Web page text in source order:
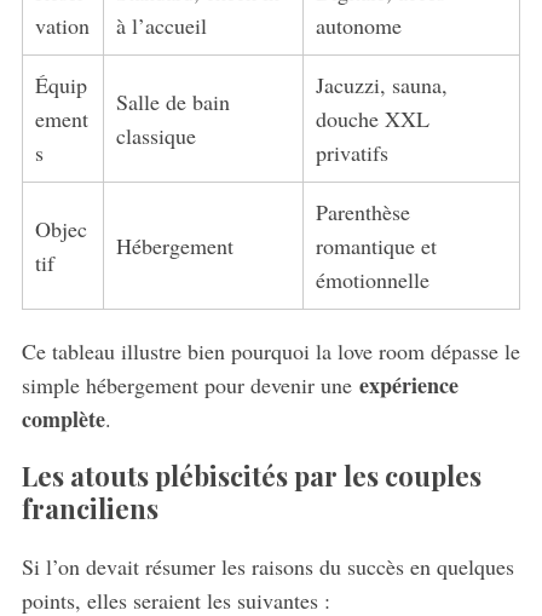
vation
à l’accueil
autonome
Équip
ement
s
Salle de bain
classique
Jacuzzi, sauna,
douche XXL
privatifs
Objec
tif
Hébergement
Parenthèse
romantique et
émotionnelle
Ce tableau illustre bien pourquoi la love room dépasse le
simple hébergement pour devenir une expérience
complète.
Les atouts plébiscités par les couples
franciliens
Si l’on devait résumer les raisons du succès en quelques
points, elles seraient les suivantes :